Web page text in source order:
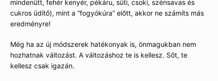
mindenütt, fehér kenyér, pékáru, süti, csoki, szénsavas és
cukros üdítő), mint a “fogyókúra” előtt, akkor ne számíts más
eredményre!
Még ha az új módszerek hatékonyak is, önmagukban nem
hozhatnak változást. A változáshoz te is kellesz. Sőt, te
kellesz csak igazán.